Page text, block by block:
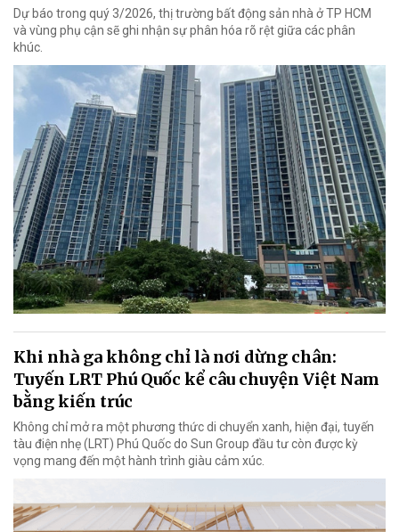
Dự báo trong quý 3/2026, thị trường bất động sản nhà ở TP HCM
và vùng phụ cận sẽ ghi nhận sự phân hóa rõ rệt giữa các phân
khúc.
Khi nhà ga không chỉ là nơi dừng chân:
Tuyến LRT Phú Quốc kể câu chuyện Việt Nam
bằng kiến trúc
Không chỉ mở ra một phương thức di chuyển xanh, hiện đại, tuyến
tàu điện nhẹ (LRT) Phú Quốc do Sun Group đầu tư còn được kỳ
vọng mang đến một hành trình giàu cảm xúc.